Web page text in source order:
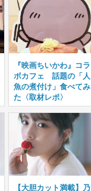
『映画ちいかわ』コラ
ボカフェ 話題の「人
魚の煮付け」食べてみ
た〈取材レポ〉
【大胆カット満載】乃